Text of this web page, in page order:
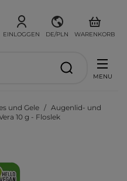
EINLOGGEN DE/PLN WARENKORB
MENU
und Gele
Augenlid- und
10 g - Floslek